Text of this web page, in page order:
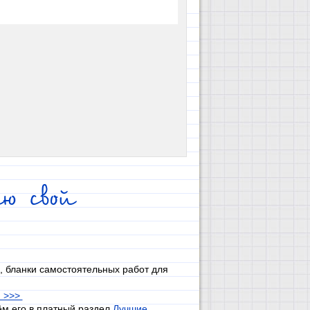
свой
самостоятельных работ для
>>>